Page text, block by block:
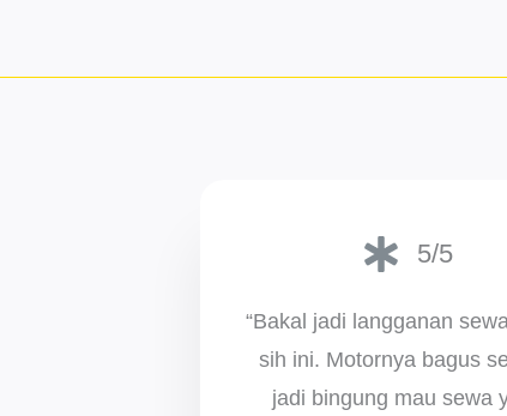
5/5
“Bakal jadi langganan
sih ini. Motornya bagus
jadi bingung mau sewa